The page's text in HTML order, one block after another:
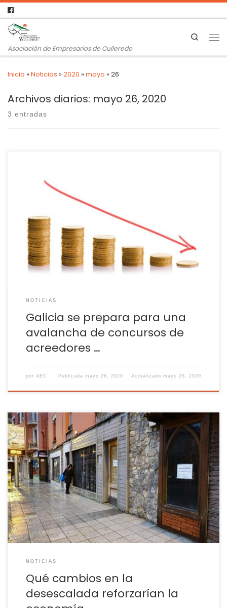
Asociación de Empresarios de Culleredo
Search
Inicio »Noticias »2020 »mayo »26
Archivos diarios: mayo 26, 2020
3 entradas
La previsión es que crezcan un 136% este curso y se
multipliquen por seis el que viene (1.800) – Los expertos piden
adaptar la ley a una “realidad distinta” de la anterior crisis
No hay sector económico que no sufra de una forma u otra
los embates de la pandemia […]
NOTICIAS
Galicia se prepara para una
avalancha de concursos de
acreedores …
por AEC Publicadamayo 26, 2020 Actualizadomayo 26, 2020
La Fundación de Estudios de Economía Aplicada calcula
que el PIB puede caer este trimestre un 20% y recomienda
afinar en la reactivación de bares y tiendas España ha
entrado de pleno esta semana en el proceso de
desescalada. Con la incorporación de Madrid, Barcelona y
las zonas de Castilla y […]
NOTICIAS
Qué cambios en la
desescalada reforzarían la